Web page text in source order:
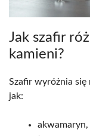
Jak szafir
kamieni?
Szafir wyróżnia
jak:
akwamaryn,